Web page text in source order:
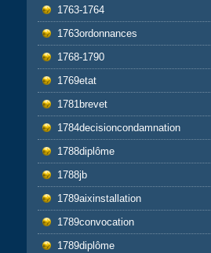
1763-1764
1763ordonnances
1768-1790
1769etat
1781brevet
1784decisioncondamnation
1788diplôme
1788jb
1789aixinstallation
1789convocation
1789diplôme